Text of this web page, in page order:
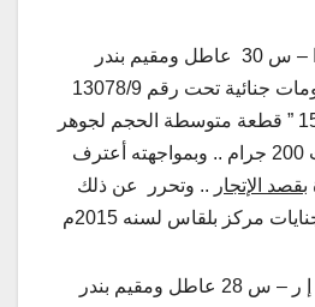
9- تم ضبط / السيد ن ا – س 30 عاطل ومقيم بندر
بلقاس .. ومسجل معلومات جنائية تحت رقم 13078/9
متوع وبحوزته عدد ” 15 ” قطعة متوسطة الحجم لجوهر
الحشيش المخدر وزنت 200 جرام .. وبمواجهته أعترف
بقصد الإتجار .. وتحرر عن ذلك
10- تم ضبط /محمد إ ر – س 28 عاطل ومقيم بندر